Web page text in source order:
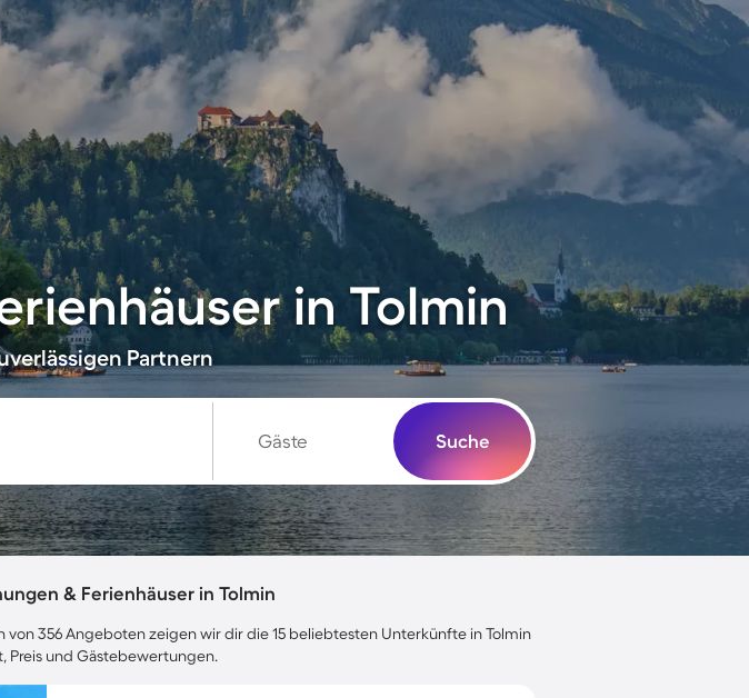
in Tolmin
Partnern
Gäste Suche
& Ferienhäuser in Tolmin
von 356 Angeboten zeigen wir dir die 15 beliebtesten Unterkünfte in Tolmin
Preis und Gästebewertungen.